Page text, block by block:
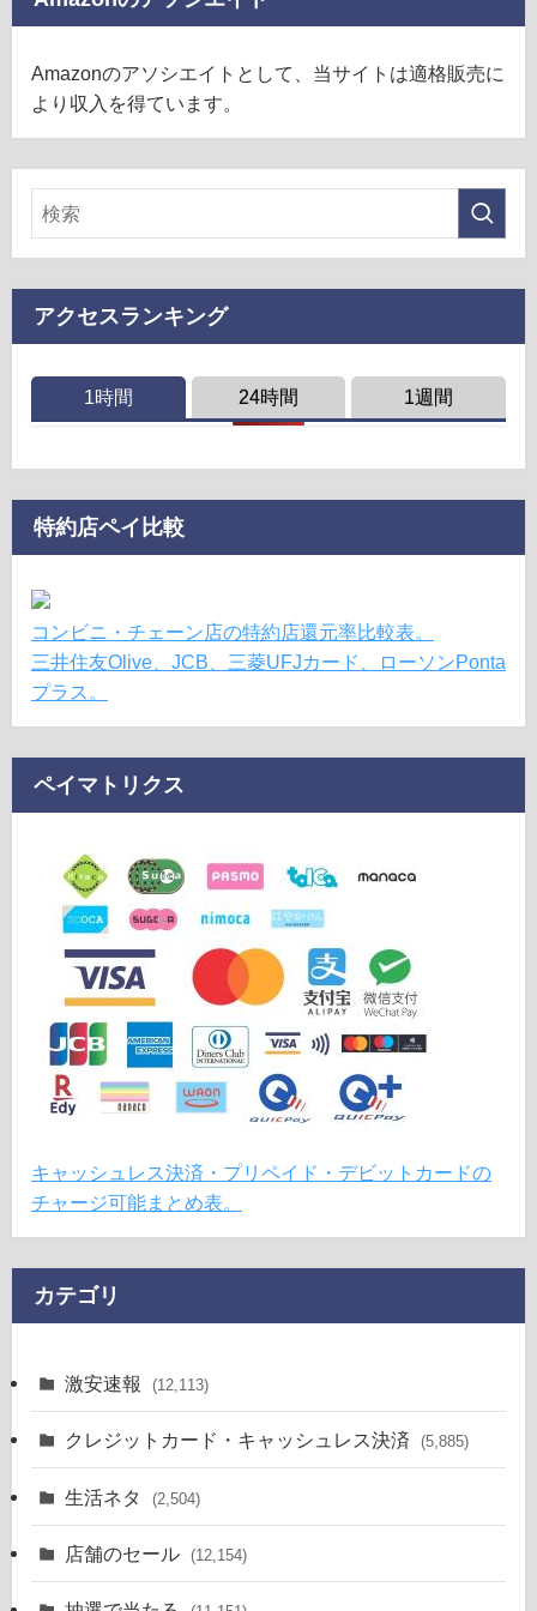
Amazonのアソシエイトとして、当サイトは適格販売に
より収入を得ています。
アクセスランキング
1時間 24時間 1週間
特約店ペイ比較
コンビニ・チェーン店の特約店還元率比較表。
三井住友Olive、JCB、三菱UFJカード、ローソンPonta
プラス。
ペイマトリクス
キャッシュレス決済・プリペイド・デビットカードの
チャージ可能まとめ表。
カテゴリ
激安速報 (12,113)
クレジットカード・キャッシュレス決済 (5,885)
生活ネタ (2,504)
店舗のセール (12,154)